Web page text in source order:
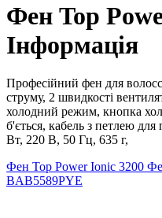
Фен Top
Інформація
Професійний фен для
струму, 2 швидкості
холодний режим, кнопка
б'ється, кабель з петлею
Вт, 220 В, 50 Гц, 635 г,
Фен Top Power Ionic 3200
BAB5589PYE